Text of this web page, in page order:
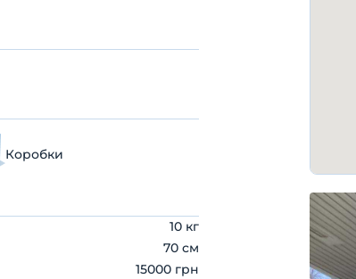
Коробки
10 кг
70 см
15000 грн